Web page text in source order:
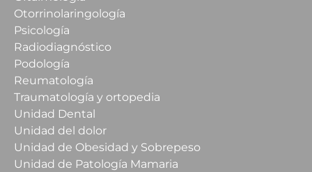
Otorrinolaringología
Psicología
Radiodiagnóstico
Podología
Reumatología
Traumatología y ortopedia
Unidad Dental
Unidad del dolor
Unidad de Obesidad y Sobrepeso
Unidad de Patología Mamaria